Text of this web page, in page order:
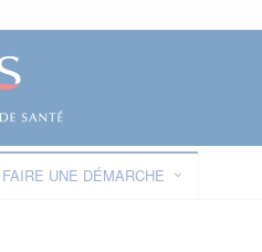
FAIRE UNE DÉMARCHE